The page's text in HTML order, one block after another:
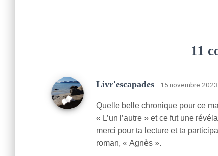
11
Livr'escapades · 15 novembre
Quelle belle chronique pour ce
« L’un l’autre » et ce fut une
merci pour ta lecture et ta
roman, « Agnès ».